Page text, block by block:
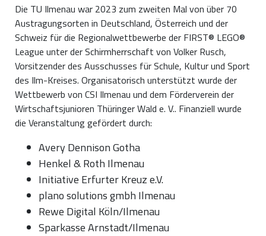
Die TU Ilmenau war 2023 zum zweiten Mal von über 70
Austragungsorten in Deutschland, Österreich und der
Schweiz für die Regionalwettbewerbe der FIRST® LEGO®
League unter der Schirmherrschaft von Volker Rusch,
Vorsitzender des Ausschusses für Schule, Kultur und Sport
des Ilm-Kreises. Organisatorisch unterstützt wurde der
Wettbewerb von CSI Ilmenau und dem Förderverein der
Wirtschaftsjunioren Thüringer Wald e. V.. Finanziell wurde
die Veranstaltung gefördert durch:
Avery Dennison Gotha
Henkel & Roth Ilmenau
Initiative Erfurter Kreuz e.V.
plano solutions gmbh Ilmenau
Rewe Digital Köln/Ilmenau
Sparkasse Arnstadt/Ilmenau